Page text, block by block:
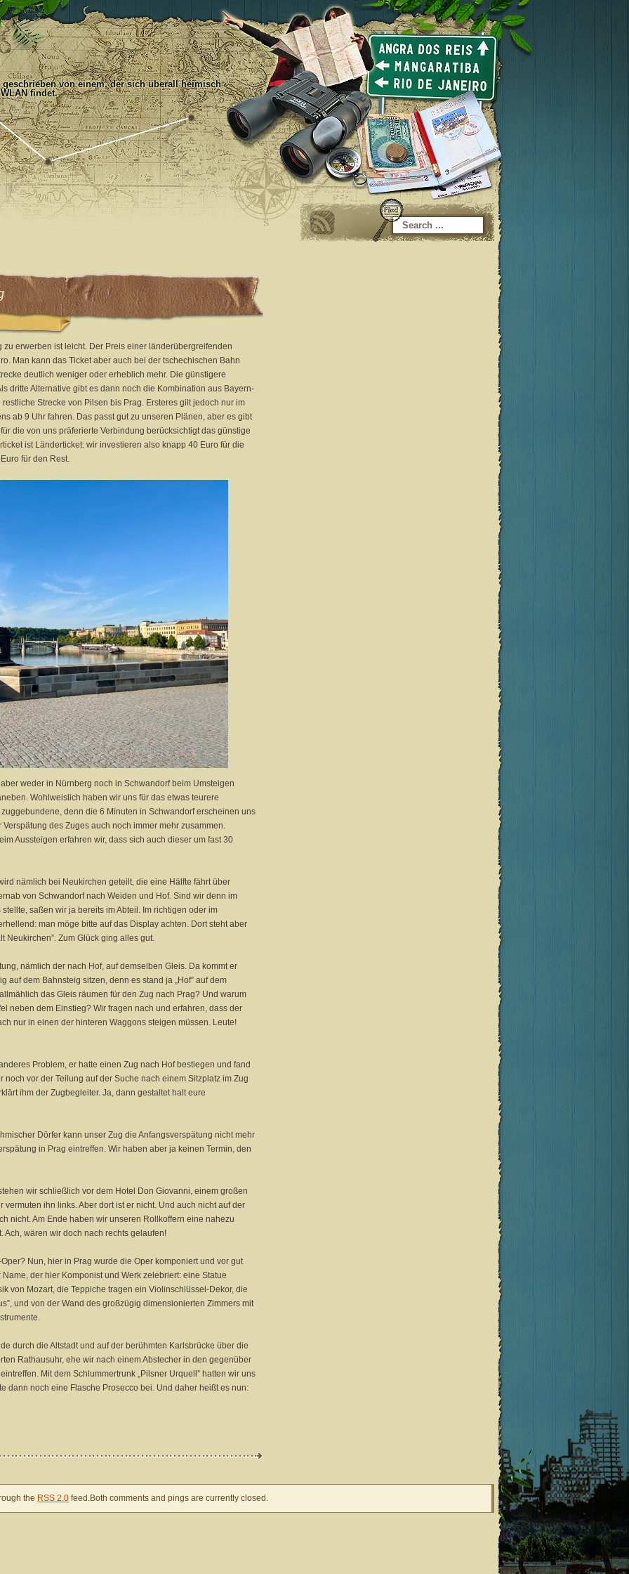
geschrieben von einem, der sich überall heimisch
findet.
erwerben ist leicht. Der Preis einer länderübergreifenden
Man kann das Ticket aber auch bei der tschechischen Bahn
deutlich weniger oder erheblich mehr. Die günstigere
dritte Alternative gibt es dann noch die Kombination aus Bayern-
Strecke von Pilsen bis Prag. Ersteres gilt jedoch nur im
ab 9 Uhr fahren. Das passt gut zu unseren Plänen, aber es gibt
die von uns präferierte Verbindung berücksichtigt das günstige
ist Länderticket: wir investieren also knapp 40 Euro für die
für den Rest.
weder in Nürnberg noch in Schwandorf beim Umsteigen
Wohlweislich haben wir uns für das etwas teurere
denn die 6 Minuten in Schwandorf erscheinen uns
des Zuges auch noch immer mehr zusammen.
Aussteigen erfahren wir, dass sich auch dieser um fast 30
nämlich bei Neukirchen geteilt, die eine Hälfte fährt über
von Schwandorf nach Weiden und Hof. Sind wir denn im
saßen wir ja bereits im Abteil. Im richtigen oder im
man möge bitte auf das Display achten. Dort steht aber
Neukirchen”. Zum Glück ging alles gut.
nämlich der nach Hof, auf demselben Gleis. Da kommt er
dem Bahnsteig sitzen, denn es stand ja „Hof” auf dem
das Gleis räumen für den Zug nach Prag? Und warum
neben dem Einstieg? Wir fragen nach und erfahren, dass der
nur in einen der hinteren Waggons steigen müssen. Leute!
Problem, er hatte einen Zug nach Hof bestiegen und fand
vor der Teilung auf der Suche nach einem Sitzplatz im Zug
ihm der Zugbegleiter. Ja, dann gestaltet halt eure
Dörfer kann unser Zug die Anfangsverspätung nicht mehr
in Prag eintreffen. Wir haben aber ja keinen Termin, den
wir schließlich vor dem Hotel Don Giovanni, einem großen
ihn links. Aber dort ist er nicht. Und auch nicht auf der
nicht. Am Ende haben wir unseren Rollkoffern eine nahezu
wären wir doch nach rechts gelaufen!
Nun, hier in Prag wurde die Oper komponiert und vor gut
der hier Komponist und Werk zelebriert: eine Statue
von Mozart, die Teppiche tragen ein Violinschlüssel-Dekor, die
und von der Wand des großzügig dimensionierten Zimmers mit
durch die Altstadt und auf der berühmten Karlsbrücke über die
Rathausuhr, ehe wir nach einem Abstecher in den gegenüber
Mit dem Schlummertrunk „Pilsner Urquell” hatten wir uns
dann noch eine Flasche Prosecco bei. Und daher heißt es nun:
the RSS 2.0 feed.Both comments and pings are currently closed.